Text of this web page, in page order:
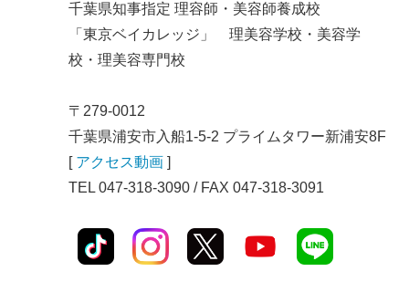
千葉県知事指定 理容師・美容師養成校
「東京ベイカレッジ」 理美容学校・美容学
校・理美容専門校
〒279-0012
千葉県浦安市入船1-5-2 プライムタワー新浦安8F
[ アクセス動画 ]
TEL 047-318-3090 / FAX 047-318-3091